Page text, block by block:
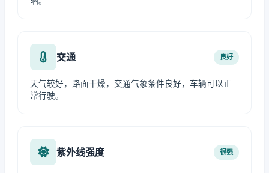
交通 良好
天气较好，路面干燥，交通气象条件良好，车辆可以正
常行驶。
紫外线强度 很强